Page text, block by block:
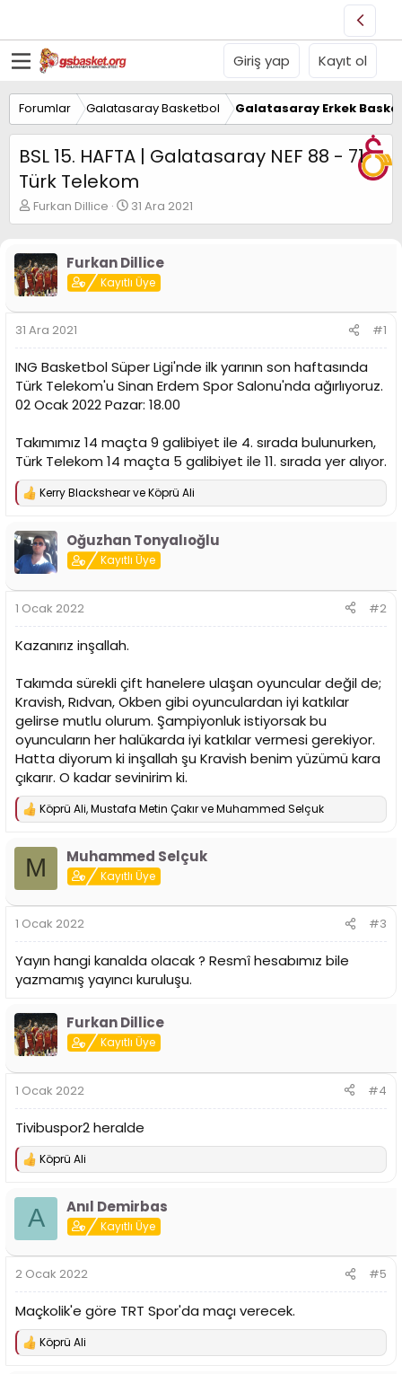
Giriş yap Kayıt ol
Forumlar Galatasaray Basketbol Galatasaray Erkek
BSL 15. HAFTA | Galatasaray NEF 88 - 71
Türk Telekom
K
o
u
y
u
B
a
ş
l
a
t
a
n
Furkan Dillice
B
a
l
a
n
ı
t
a
r
i
h
31 Ara 2021
Furkan Dillice
Kayıtlı Üye
31 Ara 2021 #1
ING Basketbol Süper Ligi'nde ilk yarının son haftasında
Türk Telekom'u Sinan Erdem Spor Salonu'nda ağırlıyoruz.
02 Ocak 2022 Pazar: 18.00
Takımımız 14 maçta 9 galibiyet ile 4. sırada bulunurken,
Türk Telekom 14 maçta 5 galibiyet ile 11. sırada yer alıyor.
T
p
k
i
l
:
Kerry BlackshearveKöprü Ali
Oğuzhan Tonyalıoğlu
Kayıtlı Üye
1 Ocak 2022 #2
Kazanırız inşallah.
Takımda sürekli çift hanelere ulaşan oyuncular değil de;
Kravish, Rıdvan, Okben gibi oyunculardan iyi katkılar
gelirse mutlu olurum. Şampiyonluk istiyorsak bu
oyuncuların her halükarda iyi katkılar vermesi gerekiyor.
Hatta diyorum ki inşallah şu Kravish benim yüzümü kara
çıkarır. O kadar sevinirim ki.
T
:
Köprü Ali,Mustafa Metin ÇakırveMuhammed Selçuk
M Muhammed Selçuk
Kayıtlı Üye
1 Ocak 2022 #3
Yayın hangi kanalda olacak ? Resmî hesabımız bile
yazmamış yayıncı kuruluşu.
Furkan Dillice
Kayıtlı Üye
1 Ocak 2022 #4
Tivibuspor2 heralde
T
:
Köprü Ali
A Anıl Demirbas
Kayıtlı Üye
2 Ocak 2022 #5
Maçkolik'e göre TRT Spor'da maçı verecek.
T
Köprü Ali